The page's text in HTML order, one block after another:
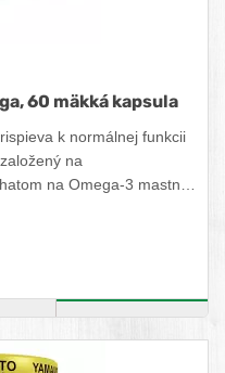
60 mäkká kapsula
k normálnej funkcii
na
na Omega-3 mastné
prospešné účinky sa
DHA.
PRODUKTZISTITE